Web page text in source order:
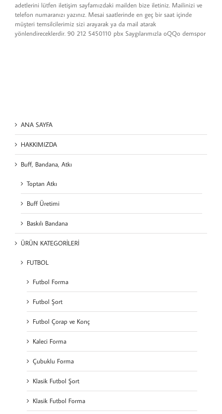
adetlerini lütfen iletişim sayfamızdaki mailden bize iletiniz. Mailinizi ve
telefon numaranızı yazınız. Mesai saatlerinde en geç bir saat içinde
müşteri temsilcilerimiz sizi arayarak ya da mail atarak
yönlendireceklerdir. 90 212 5450110 pbx Saygılarımızla oQQo demspor
ANA SAYFA
HAKKIMIZDA
Buff, Bandana, Atkı
Toptan Atkı
Buff Üretimi
Baskılı Bandana
ÜRÜN KATEGORİLERİ
FUTBOL
Futbol Forma
Futbol Şort
Futbol Çorap ve Konç
Kaleci Forma
Çubuklu Forma
Klasik Futbol Şort
Klasik Futbol Forma